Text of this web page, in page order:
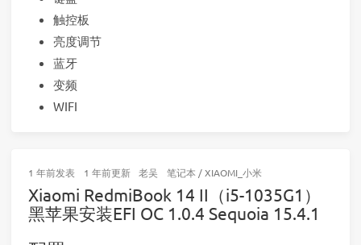
触控板
亮度调节
蓝牙
变频
WIFI
1 年前发表 1 年前更新 老吴 笔记本/XIAOMI_小米
Xiaomi RedmiBook 14 II（i5-1035G1）
黑苹果安装EFI OC 1.0.4 Sequoia 15.4.1